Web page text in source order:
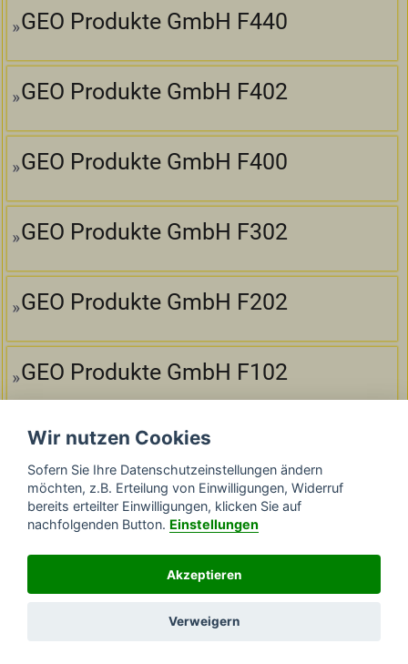
GEO Produkte GmbH F440
GEO Produkte GmbH F402
GEO Produkte GmbH F400
GEO Produkte GmbH F302
GEO Produkte GmbH F202
GEO Produkte GmbH F102
GEO Produkte GmbH F300
GEO Produkte GmbH F200
GEO Produkte GmbH N220
Wir nutzen Cookies
Sofern Sie Ihre Datenschutzeinstellungen ändern
möchten, z.B. Erteilung von Einwilligungen, Widerruf
bereits erteilter Einwilligungen, klicken Sie auf
nachfolgenden Button. Einstellungen
Akzeptieren
Verweigern